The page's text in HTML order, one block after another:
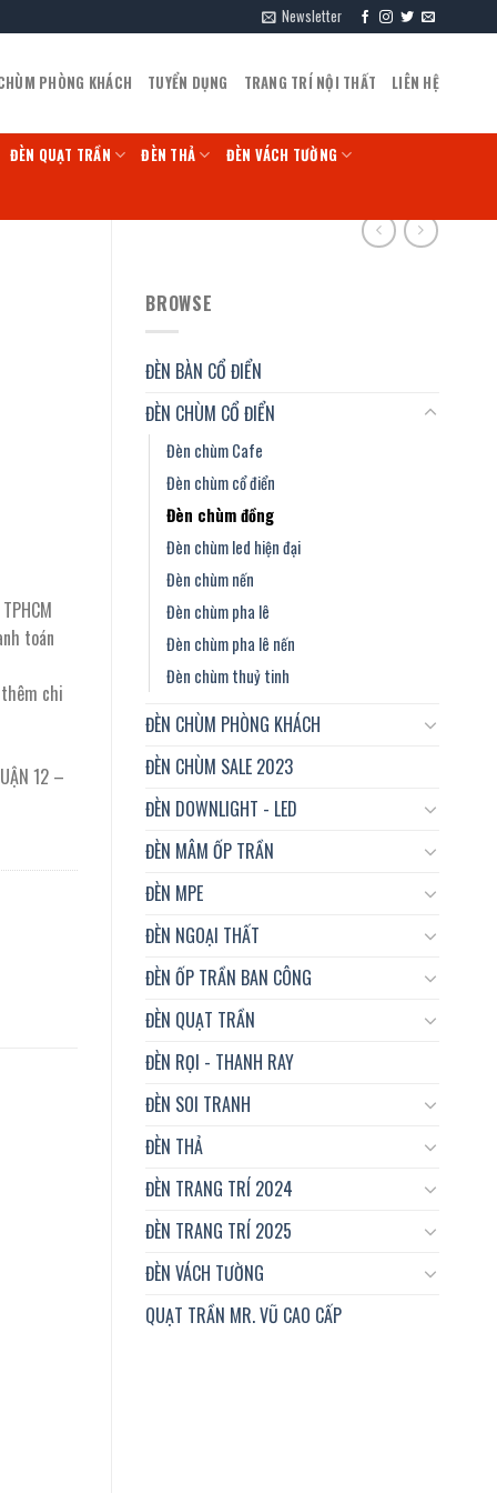
Newsletter
PHÒNG KHÁCH TUYỂN DỤNG TRANG TRÍ NỘI THẤT LIÊN HỆ
ĐÈN QUẠT TRẦN ĐÈN THẢ ĐÈN VÁCH TƯỜNG
BROWSE
ĐÈN BÀN CỔ ĐIỂN
ĐÈN CHÙM CỔ ĐIỂN
Đèn chùm Cafe
Đèn chùm cổ điển
Đèn chùm đồng
Đèn chùm led hiện đại
Đèn chùm nến
Đèn chùm pha lê
Đèn chùm pha lê nến
Đèn chùm thuỷ tinh
ĐÈN CHÙM PHÒNG KHÁCH
ĐÈN CHÙM SALE 2023
ĐÈN DOWNLIGHT - LED
ĐÈN MÂM ỐP TRẦN
ĐÈN MPE
ĐÈN NGOẠI THẤT
ĐÈN ỐP TRẦN BAN CÔNG
ĐÈN QUẠT TRẦN
ĐÈN RỌI - THANH RAY
ĐÈN SOI TRANH
ĐÈN THẢ
ĐÈN TRANG TRÍ 2024
ĐÈN TRANG TRÍ 2025
ĐÈN VÁCH TƯỜNG
QUẠT TRẦN MR. VŨ CAO CẤP
toán
chi
12 –